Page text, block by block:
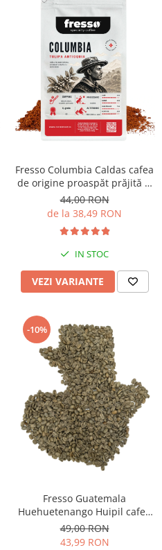
Fresso Columbia Caldas cafea
de origine proaspăt prăjită și
măcinată
44,00 RON
de la 38,49 RON
IN STOC
VEZI VARIANTE
-10%
Fresso Guatemala
Huehuetenango Huipil cafea
boabe verde de origine 250g
49,00 RON
43,99 RON